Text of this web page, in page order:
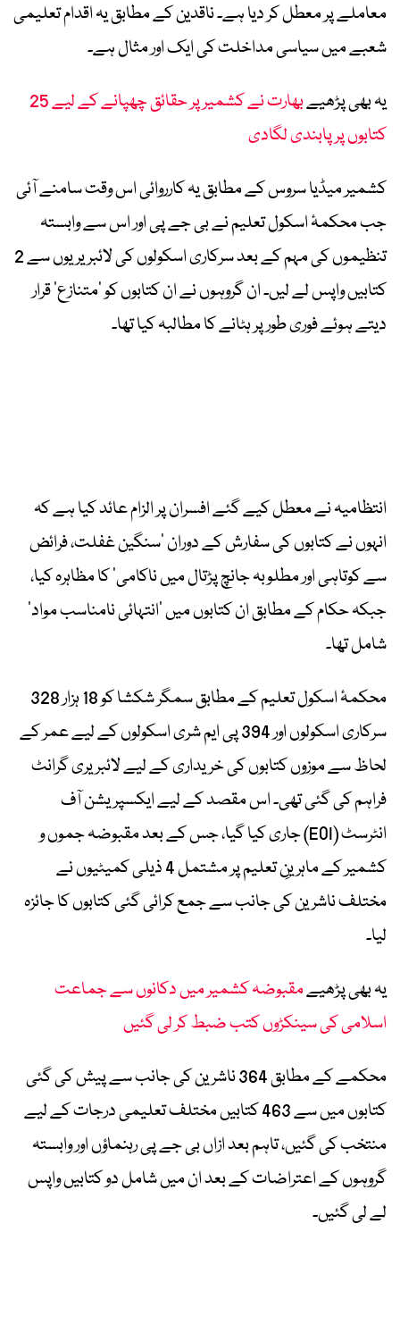
معاملے پر معطل کر دیا ہے۔ ناقدین کے مطابق یہ اقدام تعلیمی
شعبے میں سیاسی مداخلت کی ایک اور مثال ہے۔
یہ بھی پڑھیے
بھارت نے کشمیر پر حقائق چھپانے کے لیے 25
کتابوں پر پابندی لگادی
کشمیر میڈیا سروس کے مطابق یہ کارروائی اس وقت سامنے آئی
جب محکمۂ اسکول تعلیم نے بی جے پی اور اس سے وابستہ
تنظیموں کی مہم کے بعد سرکاری اسکولوں کی لائبریریوں سے 2
کتابیں واپس لے لیں۔ ان گروہوں نے ان کتابوں کو ’متنازع‘ قرار
دیتے ہوئے فوری طور پر ہٹانے کا مطالبہ کیا تھا۔
انتظامیہ نے معطل کیے گئے افسران پر الزام عائد کیا ہے کہ
انہوں نے کتابوں کی سفارش کے دوران ’سنگین غفلت، فرائض
سے کوتاہی اور مطلوبہ جانچ پڑتال میں ناکامی‘ کا مظاہرہ کیا،
جبکہ حکام کے مطابق ان کتابوں میں ’انتہائی نامناسب مواد‘
شامل تھا۔
محکمۂ اسکول تعلیم کے مطابق سمگر شکشا کو 18 ہزار 328
سرکاری اسکولوں اور 394 پی ایم شری اسکولوں کے لیے عمر کے
لحاظ سے موزوں کتابوں کی خریداری کے لیے لائبریری گرانٹ
فراہم کی گئی تھی۔ اس مقصد کے لیے ایکسپریشن آف
انٹرسٹ (EOI) جاری کیا گیا، جس کے بعد مقبوضہ جموں و
کشمیر کے ماہرینِ تعلیم پر مشتمل 4 ذیلی کمیٹیوں نے
مختلف ناشرین کی جانب سے جمع کرائی گئی کتابوں کا جائزہ
لیا۔
یہ بھی پڑھیےمقبوضہ کشمیر میں دکانوں سے جماعت
اسلامی کی سینکڑوں کتب ضبط کر لی گئیں
محکمے کے مطابق 364 ناشرین کی جانب سے پیش کی گئی
کتابوں میں سے 463 کتابیں مختلف تعلیمی درجات کے لیے
منتخب کی گئیں، تاہم بعد ازاں بی جے پی رہنماؤں اور وابستہ
گروہوں کے اعتراضات کے بعد ان میں شامل دو کتابیں واپس
لے لی گئیں۔